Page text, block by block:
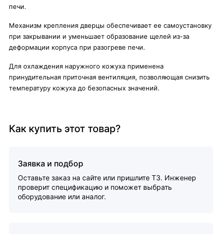
печи.
Механизм крепления дверцы обеспечивает ее самоустановку
при закрывании и уменьшает образование щелей из-за
деформации корпуса при разогреве печи.
Для охлаждения наружного кожуха применена
принудительная приточная вентиляция, позволяющая снизить
температуру кожуха до безопасных значений.
Как купить этот товар?
Заявка и подбор
Оставьте заказ на сайте или пришлите ТЗ. Инженер
проверит спецификацию и поможет выбрать
оборудование или аналог.